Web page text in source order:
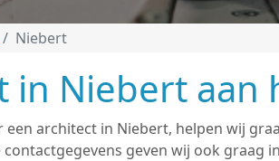
Niebert
in Niebert aan
een architect in Niebert, helpen wij
contactgegevens geven wij ook